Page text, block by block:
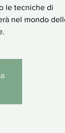
le tecniche di
nel mondo